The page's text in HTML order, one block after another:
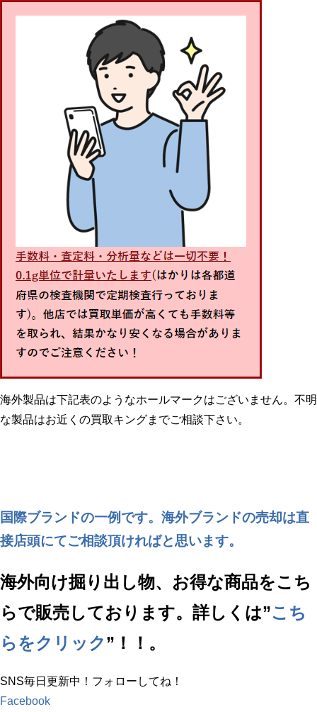
海外製品は下記表のようなホールマークはございません。不明
な製品はお近くの買取キングまでご相談下さい。
国際ブランドの一例です。海外ブランドの売却は直
接店頭にてご相談頂ければと思います。
海外向け掘り出し物、お得な商品をこち
らで販売しております。詳しくは”こち
らをクリック”！！。
SNS毎日更新中！フォローしてね！
Facebook